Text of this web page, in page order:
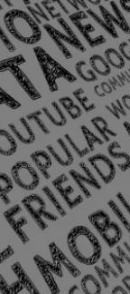
27.330-030
– Colônia Santo